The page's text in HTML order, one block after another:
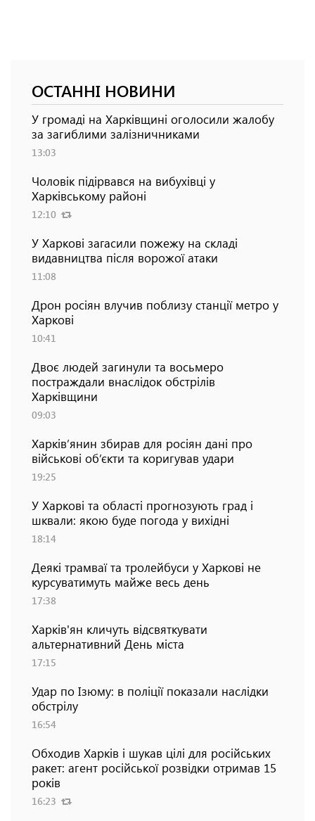
ОСТАННІ НОВИНИ
У громаді на Харківщині оголосили жалобу
за загиблими залізничниками
13:03
Чоловік підірвався на вибухівці у
Харківському районі
12:10
У Харкові загасили пожежу на складі
видавництва після ворожої атаки
11:08
Дрон росіян влучив поблизу станції метро у
Харкові
10:41
Двоє людей загинули та восьмеро
постраждали внаслідок обстрілів
Харківщини
09:03
Харків’янин збирав для росіян дані про
військові об’єкти та коригував удари
19:25
У Харкові та області прогнозують град і
шквали: якою буде погода у вихідні
18:14
Деякі трамваї та тролейбуси у Харкові не
курсуватимуть майже весь день
17:38
Харків'ян кличуть відсвяткувати
альтернативний День міста
17:15
Удар по Ізюму: в поліції показали наслідки
обстрілу
16:54
Обходив Харків і шукав цілі для російських
ракет: агент російської розвідки отримав 15
років
16:23